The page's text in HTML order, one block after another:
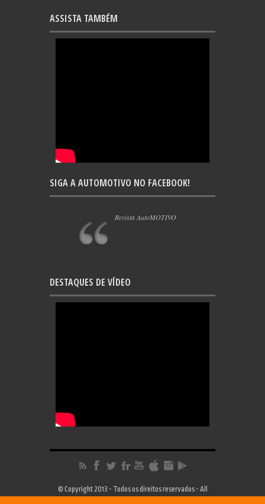
ASSISTA TAMBÉM
SIGA A AUTOMOTIVO NO FACEBOOK!
Revista AutoMOTIVO
DESTAQUES DE VÍDEO
© Copyright 2013 - Todos os direitos reservados - All